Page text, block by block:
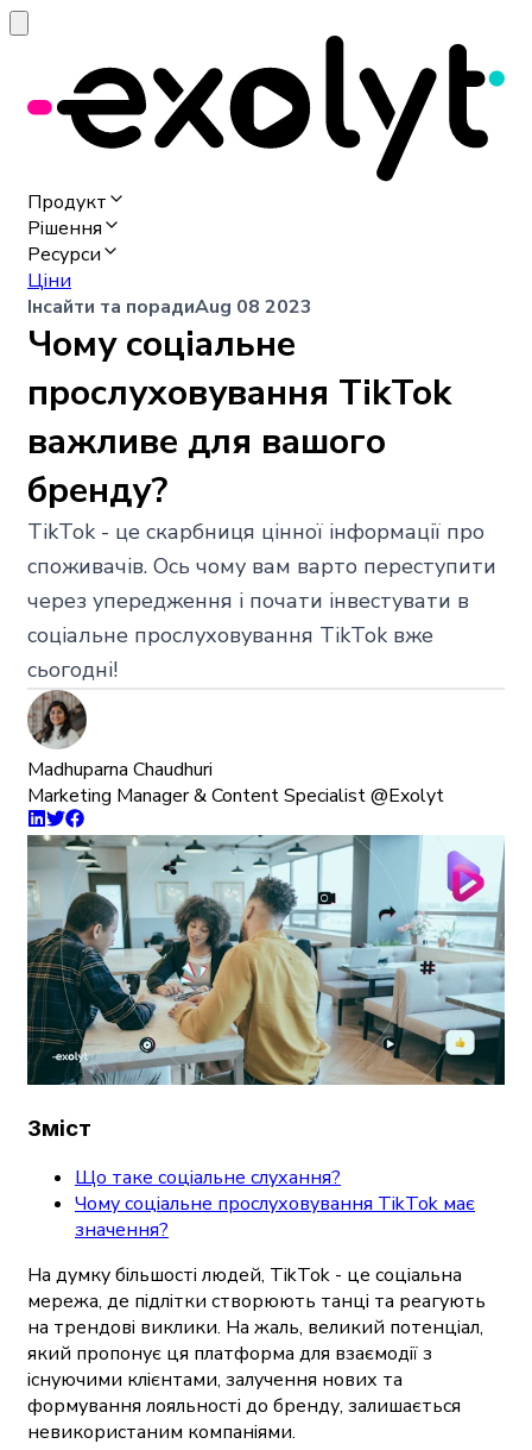
Продукт
Рішення
Ресурси
Ціни
Інсайти та порадиAug 08 2023
Чому соціальне
прослуховування TikTok
важливе для вашого
бренду?
TikTok - це скарбниця цінної інформації про
споживачів. Ось чому вам варто переступити
через упередження і почати інвестувати в
соціальне прослуховування TikTok вже
сьогодні!
Madhuparna Chaudhuri
Marketing Manager & Content Specialist @Exolyt
Зміст
Що таке соціальне слухання?
Чому соціальне прослуховування TikTok має
значення?
На думку більшості людей, TikTok - це соціальна
мережа, де підлітки створюють танці та реагують
на трендові виклики. На жаль, великий потенціал,
який пропонує ця платформа для взаємодії з
існуючими клієнтами, залучення нових та
формування лояльності до бренду, залишається
невикористаним компаніями.